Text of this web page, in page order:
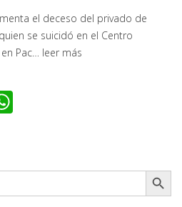
el deceso del privado de
se suicidó en el Centro
Pac… leer más
Botón de